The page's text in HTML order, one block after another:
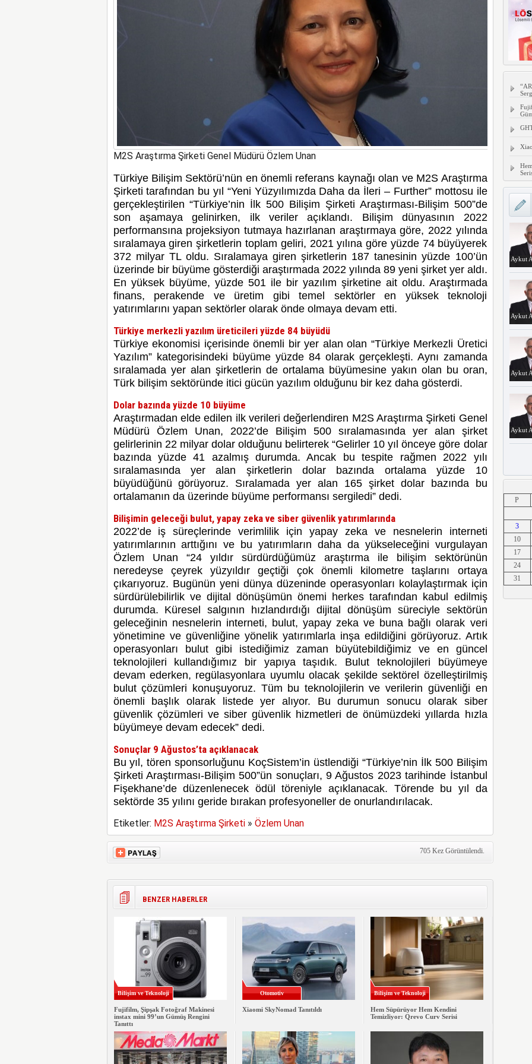
M2S Araştırma Şirketi Genel Müdürü Özlem Unan
Türkiye Bilişim Sektörü’nün en önemli referans kaynağı olan ve M2S Araştırma
Şirketi tarafından bu yıl “Yeni Yüzyılımızda Daha da İleri – Further” mottosu ile
gerçekleştirilen “Türkiye’nin İlk 500 Bilişim Şirketi Araştırması-Bilişim 500”de
son aşamaya gelinirken, ilk veriler açıklandı. Bilişim dünyasının 2022
performansına projeksiyon tutmaya hazırlanan araştırmaya göre, 2022 yılında
sıralamaya giren şirketlerin toplam geliri, 2021 yılına göre yüzde 74 büyüyerek
372 milyar TL oldu. Sıralamaya giren şirketlerin 187 tanesinin yüzde 100’ün
üzerinde bir büyüme gösterdiği araştırmada 2022 yılında 89 yeni şirket yer aldı.
En yüksek büyüme, yüzde 501 ile bir yazılım şirketine ait oldu. Araştırmada
finans, perakende ve üretim gibi temel sektörler en yüksek teknoloji
yatırımlarını yapan sektörler olarak önde olmaya devam etti.
Türkiye merkezli yazılım üreticileri yüzde 84 büyüdü
Türkiye ekonomisi içerisinde önemli bir yer alan olan “Türkiye Merkezli Üretici
Yazılım” kategorisindeki büyüme yüzde 84 olarak gerçekleşti. Aynı zamanda
sıralamada yer alan şirketlerin de ortalama büyümesine yakın olan bu oran,
Türk bilişim sektöründe itici gücün yazılım olduğunu bir kez daha gösterdi.
Dolar bazında yüzde 10 büyüme
Araştırmadan elde edilen ilk verileri değerlendiren M2S Araştırma Şirketi Genel
Müdürü Özlem Unan, 2022’de Bilişim 500 sıralamasında yer alan şirket
gelirlerinin 22 milyar dolar olduğunu belirterek “Gelirler 10 yıl önceye göre dolar
bazında yüzde 41 azalmış durumda. Ancak bu tespite rağmen 2022 yılı
sıralamasında yer alan şirketlerin dolar bazında ortalama yüzde 10
büyüdüğünü görüyoruz. Sıralamada yer alan 165 şirket dolar bazında bu
ortalamanın da üzerinde büyüme performansı sergiledi” dedi.
Bilişimin geleceği bulut, yapay zeka ve siber güvenlik yatırımlarında
2022’de iş süreçlerinde verimlilik için yapay zeka ve nesnelerin interneti
yatırımlarının arttığını ve bu yatırımların daha da yükseleceğini vurgulayan
Özlem Unan “24 yıldır sürdürdüğümüz araştırma ile bilişim sektörünün
neredeyse çeyrek yüzyıldır geçtiği çok önemli kilometre taşlarını ortaya
çıkarıyoruz. Bugünün yeni dünya düzeninde operasyonları kolaylaştırmak için
sürdürülebilirlik ve dijital dönüşümün önemi herkes tarafından kabul edilmiş
durumda. Küresel salgının hızlandırdığı dijital dönüşüm süreciyle sektörün
geleceğinin nesnelerin interneti, bulut, yapay zeka ve buna bağlı olarak veri
yönetimine ve güvenliğine yönelik yatırımlarla inşa edildiğini görüyoruz. Artık
operasyonları bulut gibi istediğimiz zaman büyütebildiğimiz ve en güncel
teknolojileri kullandığımız bir yapıya taşıdık. Bulut teknolojileri büyümeye
devam ederken, regülasyonlara uyumlu olacak şekilde sektörel özelleştirilmiş
bulut çözümleri konuşuyoruz. Tüm bu teknolojilerin ve verilerin güvenliği en
önemli başlık olarak listede yer alıyor. Bu durumun sonucu olarak siber
güvenlik çözümleri ve siber güvenlik hizmetleri de önümüzdeki yıllarda hızla
büyümeye devam edecek” dedi.
Sonuçlar 9 Ağustos’ta açıklanacak
Bu yıl, tören sponsorluğunu KoçSistem’in üstlendiği “Türkiye’nin İlk 500 Bilişim
Şirketi Araştırması-Bilişim 500”ün sonuçları, 9 Ağustos 2023 tarihinde İstanbul
Fişekhane’de düzenlenecek ödül töreniyle açıklanacak. Törende bu yıl da
sektörde 35 yılını geride bırakan profesyoneller de onurlandırılacak.
Etiketler: M2S Araştırma Şirketi» Özlem Unan
705 Kez Görüntülendi.
BENZER HABERLER
Bilişim ve Teknoloji
Fujifilm, Şipşak Fotoğraf Makinesi
instax mini 99’un Gümüş Rengini
Tanıttı
Otomotiv
Xiaomi SkyNomad Tanıtıldı
Bilişim ve Teknoloji
Hem Süpürüyor Hem Kendini
Temizliyor: Qrevo Curv Serisi
Aykut
Aykut
Aykut
Aykut
Erkut
Erkut
P
3
10
17
24
31